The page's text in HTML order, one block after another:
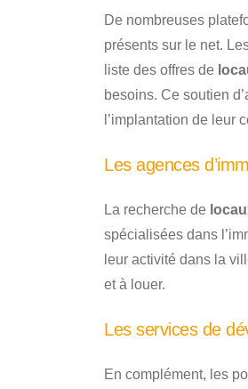
De nombreuses
présents sur le net.
liste des offres de
besoins. Ce soutien
l’implantation de leur
Les agences
La recherche de
spécialisées dans
leur activité dans la
et à louer.
Les services de
En complément, les